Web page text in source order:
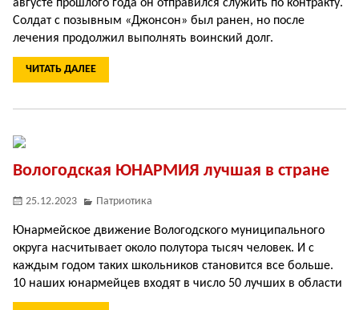
августе прошлого года он отправился служить по контракту.
Солдат с позывным «Джонсон» был ранен, но после
лечения продолжил выполнять воинский долг.
ЧИТАТЬ ДАЛЕЕ
Вологодская ЮНАРМИЯ лучшая в стране
25.12.2023 Патриотика
Юнармейское движение Вологодского муниципального
округа насчитывает около полутора тысяч человек. И с
каждым годом таких школьников становится все больше.
10 наших юнармейцев входят в число 50 лучших в области